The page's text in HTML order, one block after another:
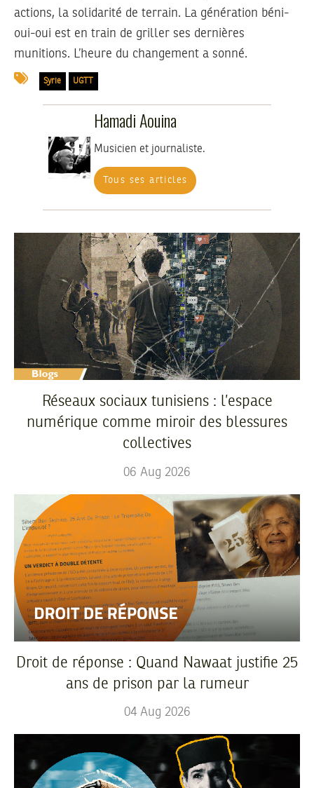
actions, la solidarité de terrain. La génération béni-
oui-oui est en train de griller ses dernières
munitions. L’heure du changement a sonné.
Syrie UGTT
Hamadi Aouina
Musicien et journaliste.
Tous ses articles
Réseaux sociaux tunisiens : l’espace
numérique comme miroir des blessures
collectives
06 Aug 2026
Droit de réponse : Quand Nawaat justifie 25
ans de prison par la rumeur
04 Aug 2026